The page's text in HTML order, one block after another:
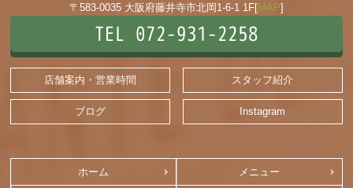
〒583-0035 大阪府藤井寺市北岡1-6-1 1F[MAP]
TEL 072-931-2258
店舗案内・営業時間 スタッフ紹介
ブログ Instagram
ホーム メニュー